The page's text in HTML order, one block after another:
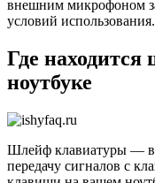
внешним микрофоном
условий использования.
Где
ноутбуке
Шлейф клавиатуры —
передачу сигналов с